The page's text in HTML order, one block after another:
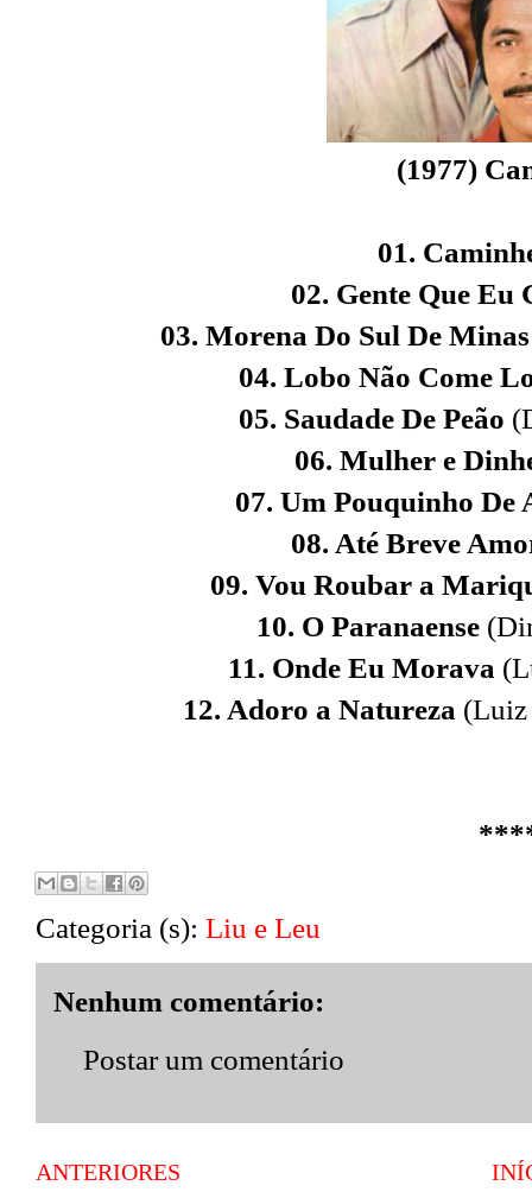
(1977)
01.
02. Gente Que Eu
03. Morena Do Sul De
04. Lobo Não Come
05. Saudade De Peão
06. Mulher e
07. Um Pouquinho
08. Até Breve
09. Vou Roubar a
10. O Paranaense
11. Onde Eu Morava
12. Adoro a Natureza (Luiz
Categoria (s): Liu e Leu
Nenhum comentário:
Postar um comentário
ANTERIORES